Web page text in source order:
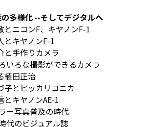
多様化 --そしてデジタルへ
ニコンF、キヤノンF-1
キヤノンF-1
手作りカメラ
いろな撮影ができるカメラ
田正治
とピッカリコニカ
キヤノンAE-1
ー写真普及の時代
代のビジュアル誌